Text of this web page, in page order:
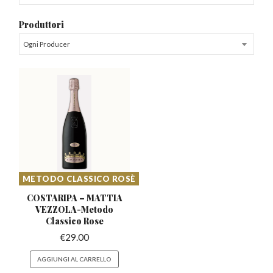
Produttori
Ogni Producer
METODO CLASSICO ROSÈ
COSTARIPA – MATTIA
VEZZOLA-Metodo
Classico Rose
€29.00
AGGIUNGI AL CARRELLO